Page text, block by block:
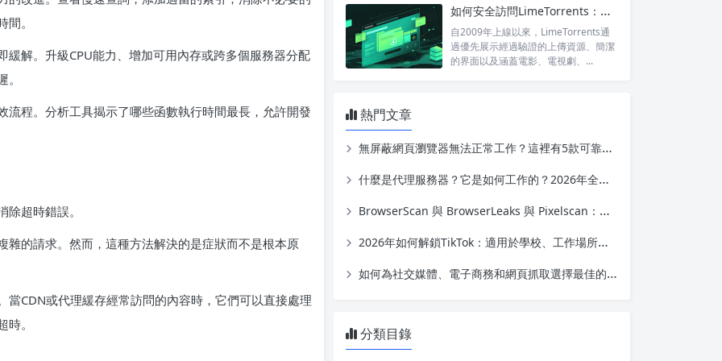
。
解。升級CPU能力、增加可用內存或跨多個服務器分配
程。分析工具揭示了哪些函數執行時間最長，允許開發
超時錯誤。
的請求。然而，這種方法解決的是症狀而不是根本原
CDN或代理緩存經常訪問的內容時，它們可以直接處理
。
如何安全訪問LimeTorrents：使用家庭代理繞過封鎖
自2009年上線以來，LimeTorrents通
過優先展示經過驗證的上傳資源、簡潔
的界面以及涵蓋電影、電視劇、...
熱門文章
無屏蔽網頁瀏覽器無法正常工作？這裡有5款可靠的替代方案
什麼是代理服務器？它是如何工作的？2026年全面指南
BrowserScan 與 BrowserLeaks 與 Pixelscan：哪種指紋測試能揭示更多信息？
2026年如何解鎖TikTok：適用於學校、工作場所及受限地區的完整指南
如何為社交媒體、電子商務和網頁抓取選擇最佳的反檢測瀏覽器
分類目錄